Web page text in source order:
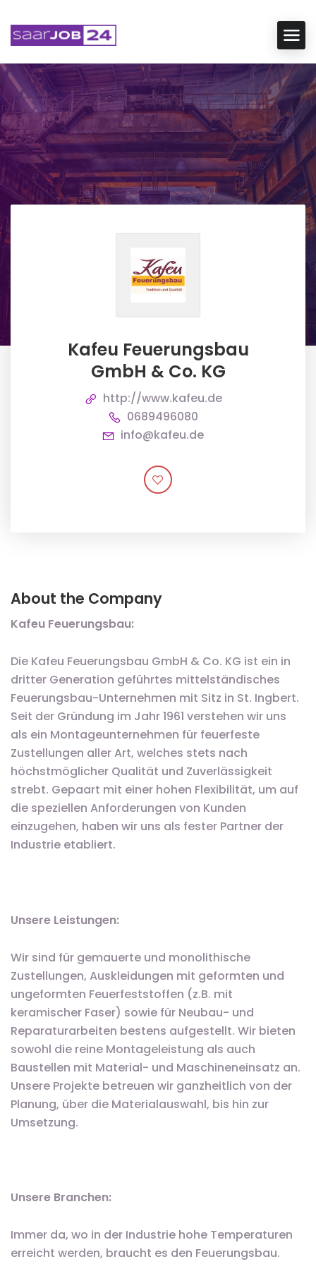
Kafeu Feuerungsbau
GmbH & Co. KG
http://www.kafeu.de
0689496080
info@kafeu.de
About the Company
Kafeu Feuerungsbau:
Die Kafeu Feuerungsbau GmbH & Co. KG ist ein in
dritter Generation geführtes mittelständisches
Feuerungsbau-Unternehmen mit Sitz in St. Ingbert.
Seit der Gründung im Jahr 1961 verstehen wir uns
als ein Montageunternehmen für feuerfeste
Zustellungen aller Art, welches stets nach
höchstmöglicher Qualität und Zuverlässigkeit
strebt. Gepaart mit einer hohen Flexibilität, um auf
die speziellen Anforderungen von Kunden
einzugehen, haben wir uns als fester Partner der
Industrie etabliert.
Unsere Leistungen:
Wir sind für gemauerte und monolithische
Zustellungen, Auskleidungen mit geformten und
ungeformten Feuerfeststoffen (z.B. mit
keramischer Faser) sowie für Neubau- und
Reparaturarbeiten bestens aufgestellt. Wir bieten
sowohl die reine Montageleistung als auch
Baustellen mit Material- und Maschineneinsatz an.
Unsere Projekte betreuen wir ganzheitlich von der
Planung, über die Materialauswahl, bis hin zur
Umsetzung.
Unsere Branchen:
Immer da, wo in der Industrie hohe Temperaturen
erreicht werden, braucht es den Feuerungsbau.